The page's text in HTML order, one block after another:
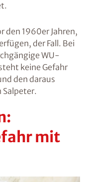
den 1960er Jahren,
der Fall. Bei
WU-
keine Gefahr
den daraus
Salpeter.
mit